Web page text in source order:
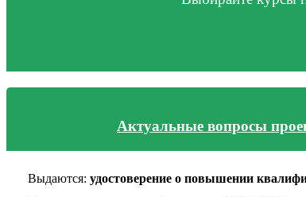
Актуальные вопросы
Выдаются: удостоверение о повышении